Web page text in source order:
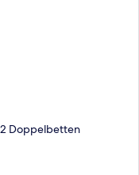
Doppelbetten